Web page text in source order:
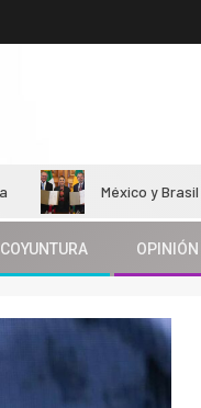
México y Brasil
COYUNTURA OPINIÓN